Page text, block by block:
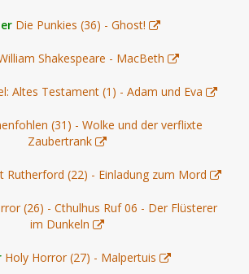
Die Punkies (36) - Ghost!
Shakespeare - MacBeth
Altes Testament (1) - Adam und Eva
(31) - Wolke und der verflixte
Zaubertrank
Rutherford (22) - Einladung zum Mord
(26) - Cthulhus Ruf 06 - Der Flüsterer
im Dunkeln
Holy Horror (27) - Malpertuis